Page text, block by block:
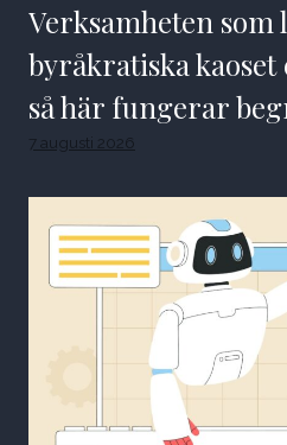
Verksamheten som
byråkratiska
så här fungerar
7 augusti 2026